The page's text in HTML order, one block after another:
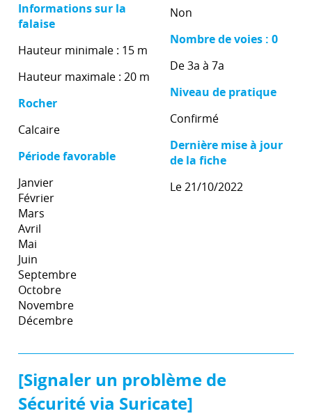
Informations sur la
falaise
Hauteur minimale : 15 m
Hauteur maximale : 20 m
Rocher
Calcaire
Période favorable
Janvier
Février
Mars
Avril
Mai
Juin
Septembre
Octobre
Novembre
Décembre
Non
Nombre de voies : 0
De 3a à 7a
Niveau de pratique
Confirmé
Dernière mise à jour
de la fiche
Le 21/10/2022
[Signaler un problème de
Sécurité via Suricate]